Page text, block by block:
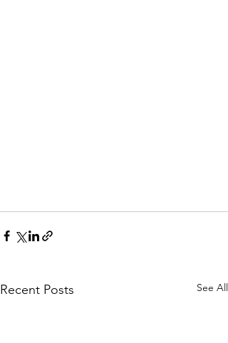
Recent Posts See All